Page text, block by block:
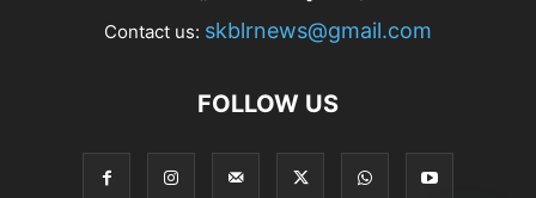
Contact us: skblrnews@gmail.com
FOLLOW US